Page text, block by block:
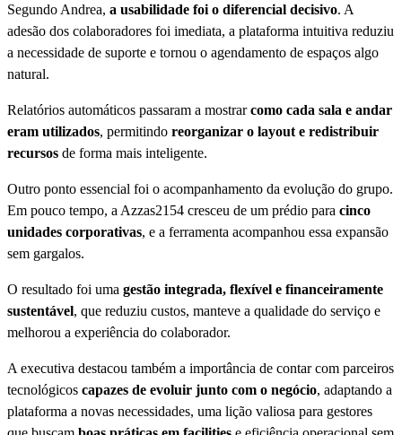
Segundo Andrea, a usabilidade foi o diferencial decisivo. A
adesão dos colaboradores foi imediata, a plataforma intuitiva reduziu
a necessidade de suporte e tornou o agendamento de espaços algo
natural.
Relatórios automáticos passaram a mostrarcomo cada sala e andar
eram utilizados, permitindo reorganizar o layout e redistribuir
recursos de forma mais inteligente.
Outro ponto essencial foi o acompanhamento da evolução do grupo.
Em pouco tempo, a Azzas2154 cresceu de um prédio para cinco
unidades corporativas, e a ferramenta acompanhou essa expansão
sem gargalos.
O resultado foi uma gestão integrada, flexível e financeiramente
sustentável, que reduziu custos, manteve a qualidade do serviço e
melhorou a experiência do colaborador.
A executiva destacou também a importância de contar com parceiros
tecnológicos capazes de evoluir junto com o negócio, adaptando a
plataforma a novas necessidades, uma lição valiosa para gestores